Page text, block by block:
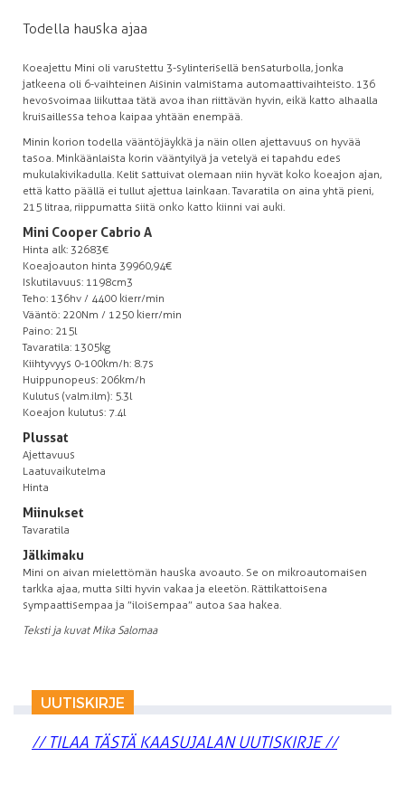
Todella hauska ajaa
Koeajettu Mini oli varustettu 3-sylinterisellä bensaturbolla, jonka
jatkeena oli 6-vaihteinen Aisinin valmistama automaattivaihteisto. 136
hevosvoimaa liikuttaa tätä avoa ihan riittävän hyvin, eikä katto alhaalla
kruisaillessa tehoa kaipaa yhtään enempää.
Minin kori on todella vääntöjäykkä ja näin ollen ajettavuus on hyvää
tasoa. Minkäänlaista korin vääntyilyä ja vetelyä ei tapahdu edes
mukulakivikadulla. Kelit sattuivat olemaan niin hyvät koko koeajon ajan,
että katto päällä ei tullut ajettua lainkaan. Tavaratila on aina yhtä pieni,
215 litraa, riippumatta siitä onko katto kiinni vai auki.
Mini Cooper Cabrio A
Hinta alk: 32 683€
Koeajoauton hinta 39 960,94€
Iskutilavuus: 1198cm3
Teho: 136hv / 4400 kierr/min
Vääntö: 220Nm / 1250 kierr/min
Paino: 215l
Tavaratila: 1305kg
Kiihtyvyys 0-100km/h: 8.7s
Huippunopeus: 206km/h
Kulutus (valm.ilm): 5.3l
Koeajon kulutus: 7.4l
Plussat
Ajettavuus
Laatuvaikutelma
Hinta
Miinukset
Tavaratila
Jälkimaku
Mini on aivan mielettömän hauska avoauto. Se on mikroautomaisen
tarkka ajaa, mutta silti hyvin vakaa ja eleetön. Rättikattoisena
sympaattisempaa ja ”iloisempaa” autoa saa hakea.
Teksti ja kuvat Mika Salomaa
UUTISKIRJE
// TILAA TÄSTÄ KAASUJALAN UUTISKIRJE //